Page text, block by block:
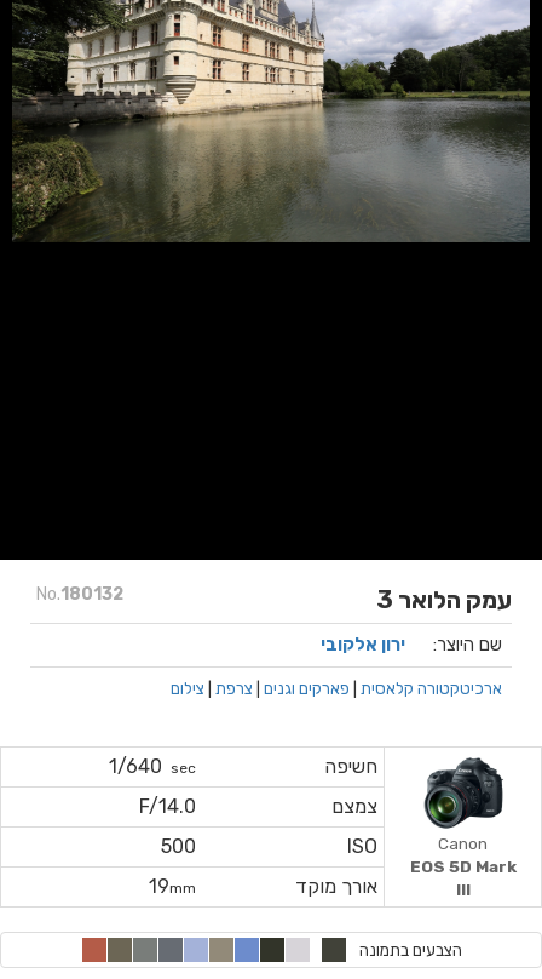
No.180132 עמק הלואר 3
שם היוצר: ירון אלקובי
ארכיטקטורה קלאסית פארקים וגנים צרפת צילום
חשיפה sec
1/640
צמצם
F/14.0
ISO
500
אורך מוקד
19mm
Canon
EOS 5D Mark
III
הצבעים בתמונה